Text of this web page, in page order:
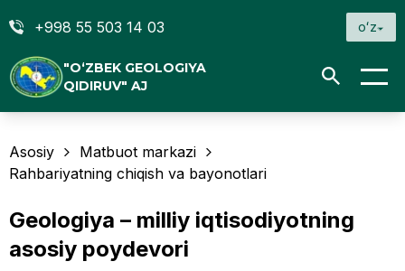
+998 55 503 14 03 oʻz
"O‘ZBEK GEOLOGIYA
QIDIRUV" AJ
Asosiy
Matbuot markazi
Rahbariyatning chiqish va bayonotlari
Geologiya – milliy iqtisodiyotning
asosiy poydevori